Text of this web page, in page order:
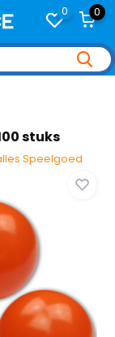
0 0
stuks
Speelgoed